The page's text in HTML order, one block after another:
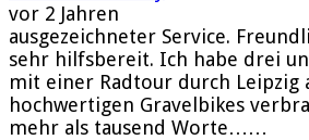
vor 2 Jahren
ausgezeichneter Service.
sehr hilfsbereit. Ich habe drei
mit einer Radtour durch
hochwertigen Gravelbikes
mehr als tausend Worte……